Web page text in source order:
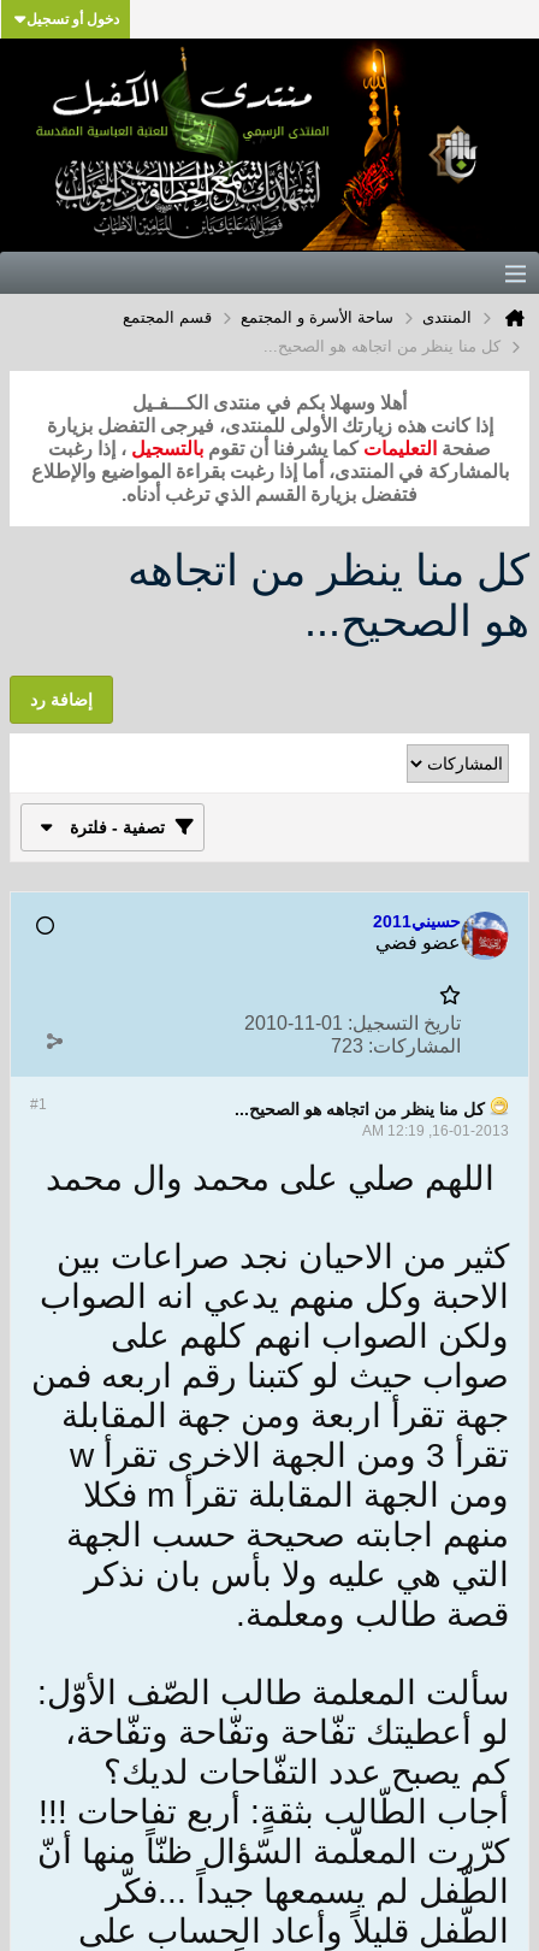
دخول أو تسجيل
المنتدى ساحة الأسرة و المجتمع
قسم المجتمع
كل منا ينظر من اتجاهه هو الصحيح...
أهلا وسهلا بكم في منتدى الكـــفـيل
إذا كانت هذه زيارتك الأولى للمنتدى، فيرجى التفضل بزيارة
صفحة التعليمات كما يشرفنا أن تقوم بالتسجيل ، إذا رغبت
بالمشاركة في المنتدى، أما إذا رغبت بقراءة المواضيع والإطلاع
فتفضل بزيارة القسم الذي ترغب أدناه.
كل منا ينظر من اتجاهه
هو الصحيح...
إضافة رد
تصفية - فلترة
حسيني2011
عضو فضي
تاريخ التسجيل: 01-11-2010
المشاركات: 723
#1 كل منا ينظر من اتجاهه هو الصحيح...
16-01-2013, 12:19 AM
اللهم صلي على محمد وال محمد
كثير من الاحيان نجد صراعات بين
الاحبة وكل منهم يدعي انه الصواب
ولكن الصواب انهم كلهم على
صواب حيث لو كتبنا رقم اربعه فمن
جهة تقرأ اربعة ومن جهة المقابلة
تقرأ 3
ومن الجهة الاخرى تقرأ w
ومن الجهة المقابلة تقرأ m فكلا
منهم اجابته صحيحة حسب الجهة
التي هي عليه ولا بأس بان نذكر
قصة طالب ومعلمة.
سألت المعلمة طالب الصّف الأوّل:
لو أعطيتك تفّاحة وتفّاحة وتفّاحة،
كم يصبح عدد التفّاحات لديك؟
أجاب الطّالب بثقةٍ: أربع تفاحات !!!
كرّرت المعلّمة السّؤال ظنّاً منها أنّ
الطّفل لم يسمعها جيداً ...فكّر
الطّفل قليلاً وأعاد الحساب على